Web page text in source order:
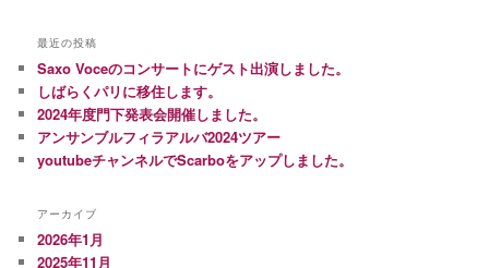
最近の投稿
Saxo Voceのコンサートにゲスト出演しました。
しばらくパリに移住します。
2024年度門下発表会開催しました。
アンサンブルフィラアルバ2024ツアー
youtubeチャンネルでScarboをアップしました。
アーカイブ
2026年1月
2025年11月